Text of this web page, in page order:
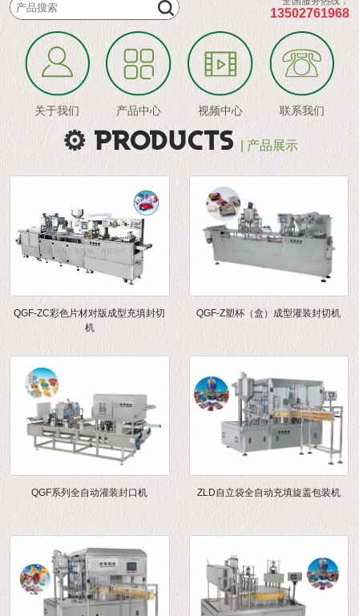
13502761968
关于我们 产品中心 视频中心 联系我们
PRODUCTS | 产品展示
QGF-ZC彩色片材对版成型充填封切
机
QGF-Z塑杯（盒）成型灌装封切机
QGF系列全自动灌装封口机 ZLD自立袋全自动充填旋盖包装机